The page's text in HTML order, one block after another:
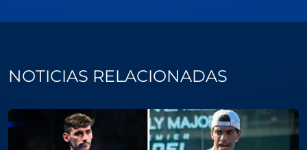
NOTICIAS RELACIONADAS